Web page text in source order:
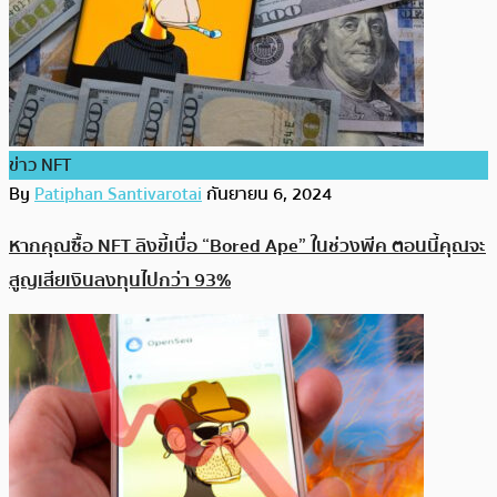
ข่าว NFT
ByPatiphan Santivarotaiกันยายน 6, 2024
หากคุณซื้อ NFT ลิงขี้เบื่อ “Bored Ape” ในช่วงพีค ตอนนี้คุณจะ
สูญเสียเงินลงทุนไปกว่า 93%